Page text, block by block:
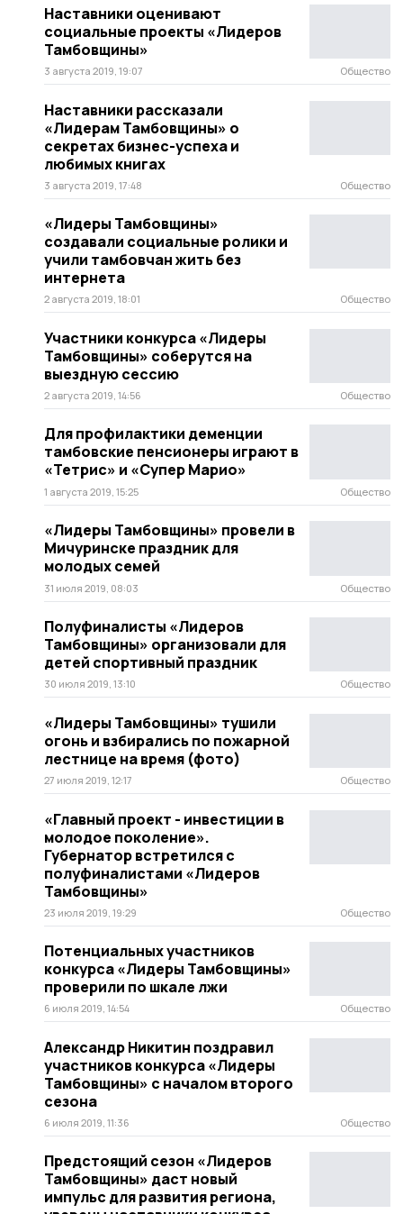
Наставники оценивают
социальные проекты «Лидеров
Тамбовщины»
3 августа 2019, 19:07 Общество
Наставники рассказали
«Лидерам Тамбовщины» о
секретах бизнес-успеха и
любимых книгах
3 августа 2019, 17:48 Общество
«Лидеры Тамбовщины»
создавали социальные ролики и
учили тамбовчан жить без
интернета
2 августа 2019, 18:01 Общество
Участники конкурса «Лидеры
Тамбовщины» соберутся на
выездную сессию
2 августа 2019, 14:56 Общество
Для профилактики деменции
тамбовские пенсионеры играют в
«Тетрис» и «Супер Марио»
1 августа 2019, 15:25 Общество
«Лидеры Тамбовщины» провели в
Мичуринске праздник для
молодых семей
31 июля 2019, 08:03 Общество
Полуфиналисты «Лидеров
Тамбовщины» организовали для
детей спортивный праздник
30 июля 2019, 13:10 Общество
«Лидеры Тамбовщины» тушили
огонь и взбирались по пожарной
лестнице на время (фото)
27 июля 2019, 12:17 Общество
«Главный проект - инвестиции в
молодое поколение».
Губернатор встретился с
полуфиналистами «Лидеров
Тамбовщины»
23 июля 2019, 19:29 Общество
Потенциальных участников
конкурса «Лидеры Тамбовщины»
проверили по шкале лжи
6 июля 2019, 14:54 Общество
Александр Никитин поздравил
участников конкурса «Лидеры
Тамбовщины» с началом второго
сезона
6 июля 2019, 11:36 Общество
Предстоящий сезон «Лидеров
Тамбовщины» даст новый
импульс для развития региона,